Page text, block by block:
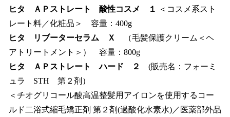
ヒタ ＡＰストレート 酸性コスメ １
＜コスメ系スト
レート料／化粧品＞ 容量：400g
ヒタ リブーターセラム Ｘ
（毛髪保護クリーム＜ヘ
アトリートメント＞） 容量：800g
ヒタ ＡＰストレート ハード ２ (販売名：フォーミ
ュラ STH 第２剤）
＜チオグリコール酸高温整髪用アイロンを使用するコー
ルド二浴式縮毛矯正剤 第２剤(過酸化水素水)／医薬部外品